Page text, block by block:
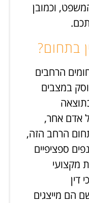
וכמובן
בתחום?
הרחבים
במצבים
אדם אחר,
הרחב הזה,
ספציפיים
מקצועי
דין
הם מייצגים